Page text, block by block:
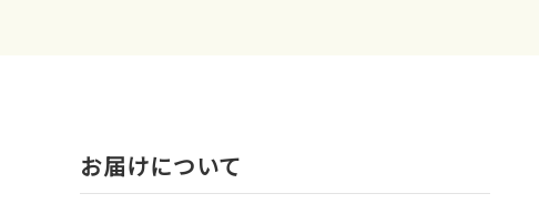
お届けについて